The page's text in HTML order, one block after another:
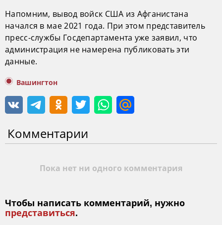
Напомним, вывод войск США из Афганистана
начался в мае 2021 года. При этом представитель
пресс-службы Госдепартамента уже заявил, что
администрация не намерена публиковать эти
данные.
Вашингтон
Комментарии
Пока нет ни одного комментария
Чтобы написать комментарий, нужно
представиться.